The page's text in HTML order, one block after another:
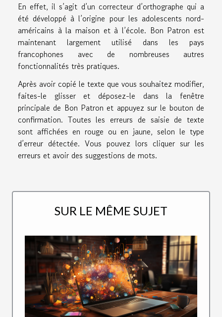
En effet, il s’agit d’un correcteur d’orthographe qui a
été développé à l’origine pour les adolescents nord-
américains à la maison et à l’école. Bon Patron est
maintenant largement utilisé dans les pays
francophones avec de nombreuses autres
fonctionnalités très pratiques.
Après avoir copié le texte que vous souhaitez modifier,
faites-le glisser et déposez-le dans la fenêtre
principale de Bon Patron et appuyez sur le bouton de
confirmation. Toutes les erreurs de saisie de texte
sont affichées en rouge ou en jaune, selon le type
d’erreur détectée. Vous pouvez lors cliquer sur les
erreurs et avoir des suggestions de mots.
SUR LE MÊME SUJET